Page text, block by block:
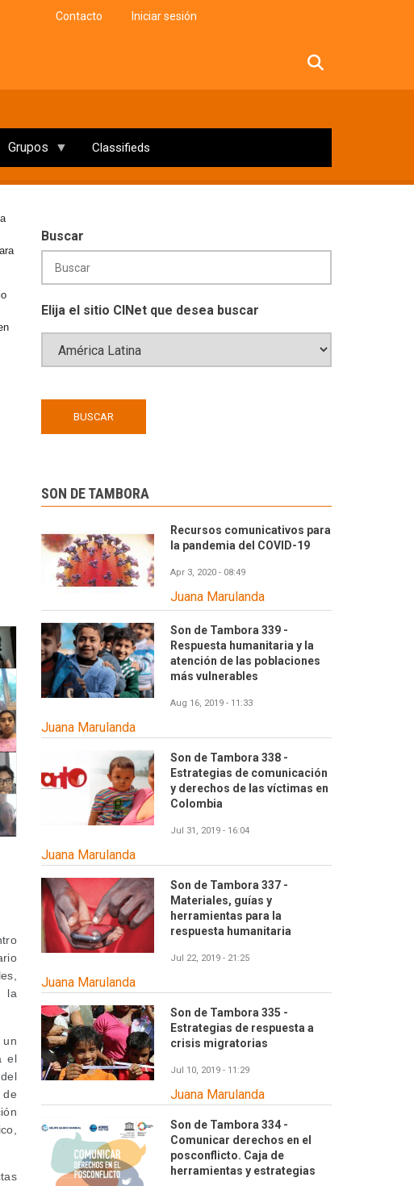
Contacto Iniciar sesión
Grupos Classifieds
la
un
el
Buscar
Elija el sitio CINet que desea buscar
SON DE TAMBORA
Recursos comunicativos para
la pandemia del COVID-19
Apr 3, 2020 - 08:49
Juana Marulanda
Son de Tambora 339 -
Respuesta humanitaria y la
atención de las poblaciones
más vulnerables
Aug 16, 2019 - 11:33
Juana Marulanda
Son de Tambora 338 -
Estrategias de comunicación
y derechos de las víctimas en
Colombia
Jul 31, 2019 - 16:04
Juana Marulanda
Son de Tambora 337 -
Materiales, guías y
herramientas para la
respuesta humanitaria
Jul 22, 2019 - 21:25
Juana Marulanda
Son de Tambora 335 -
Estrategias de respuesta a
crisis migratorias
Jul 10, 2019 - 11:29
Juana Marulanda
Son de Tambora 334 -
Comunicar derechos en el
posconflicto. Caja de
herramientas y estrategias